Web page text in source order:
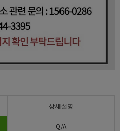
상세설명
Q/A